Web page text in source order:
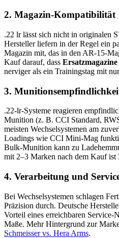
2. Magazin-Kompatibilität
.22 lr lässt sich nicht in originalen
Hersteller liefern in der Regel ein
Magazin mit, das in den AR-15-
Kauf darauf, dass Ersatzmagazine
nerviger als ein Trainingstag mit
3.
.22-lr-Systeme reagieren
Munition (z. B. CCI Standard,
meisten Wechselsystemen am
Loadings wie CCI Mini-Mag
Bulk-Munition kann zu
mit 2–3 Marken nach dem Kauf ist
4. Verarbeitung und
Bei Wechselsystemen schlagen
Präzision durch. Deutsche
Vorteil eines erreichbaren
Maße. Mehr Hintergrund zur
Schmeisser vs. Hera Arms.